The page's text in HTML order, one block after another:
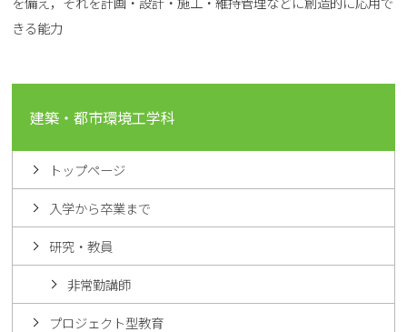
を備え，それを計画・設計・施工・維持管理などに創造的に応用で
きる能力
建築・都市環境工学科
トップページ
入学から卒業まで
研究・教員
非常勤講師
プロジェクト型教育